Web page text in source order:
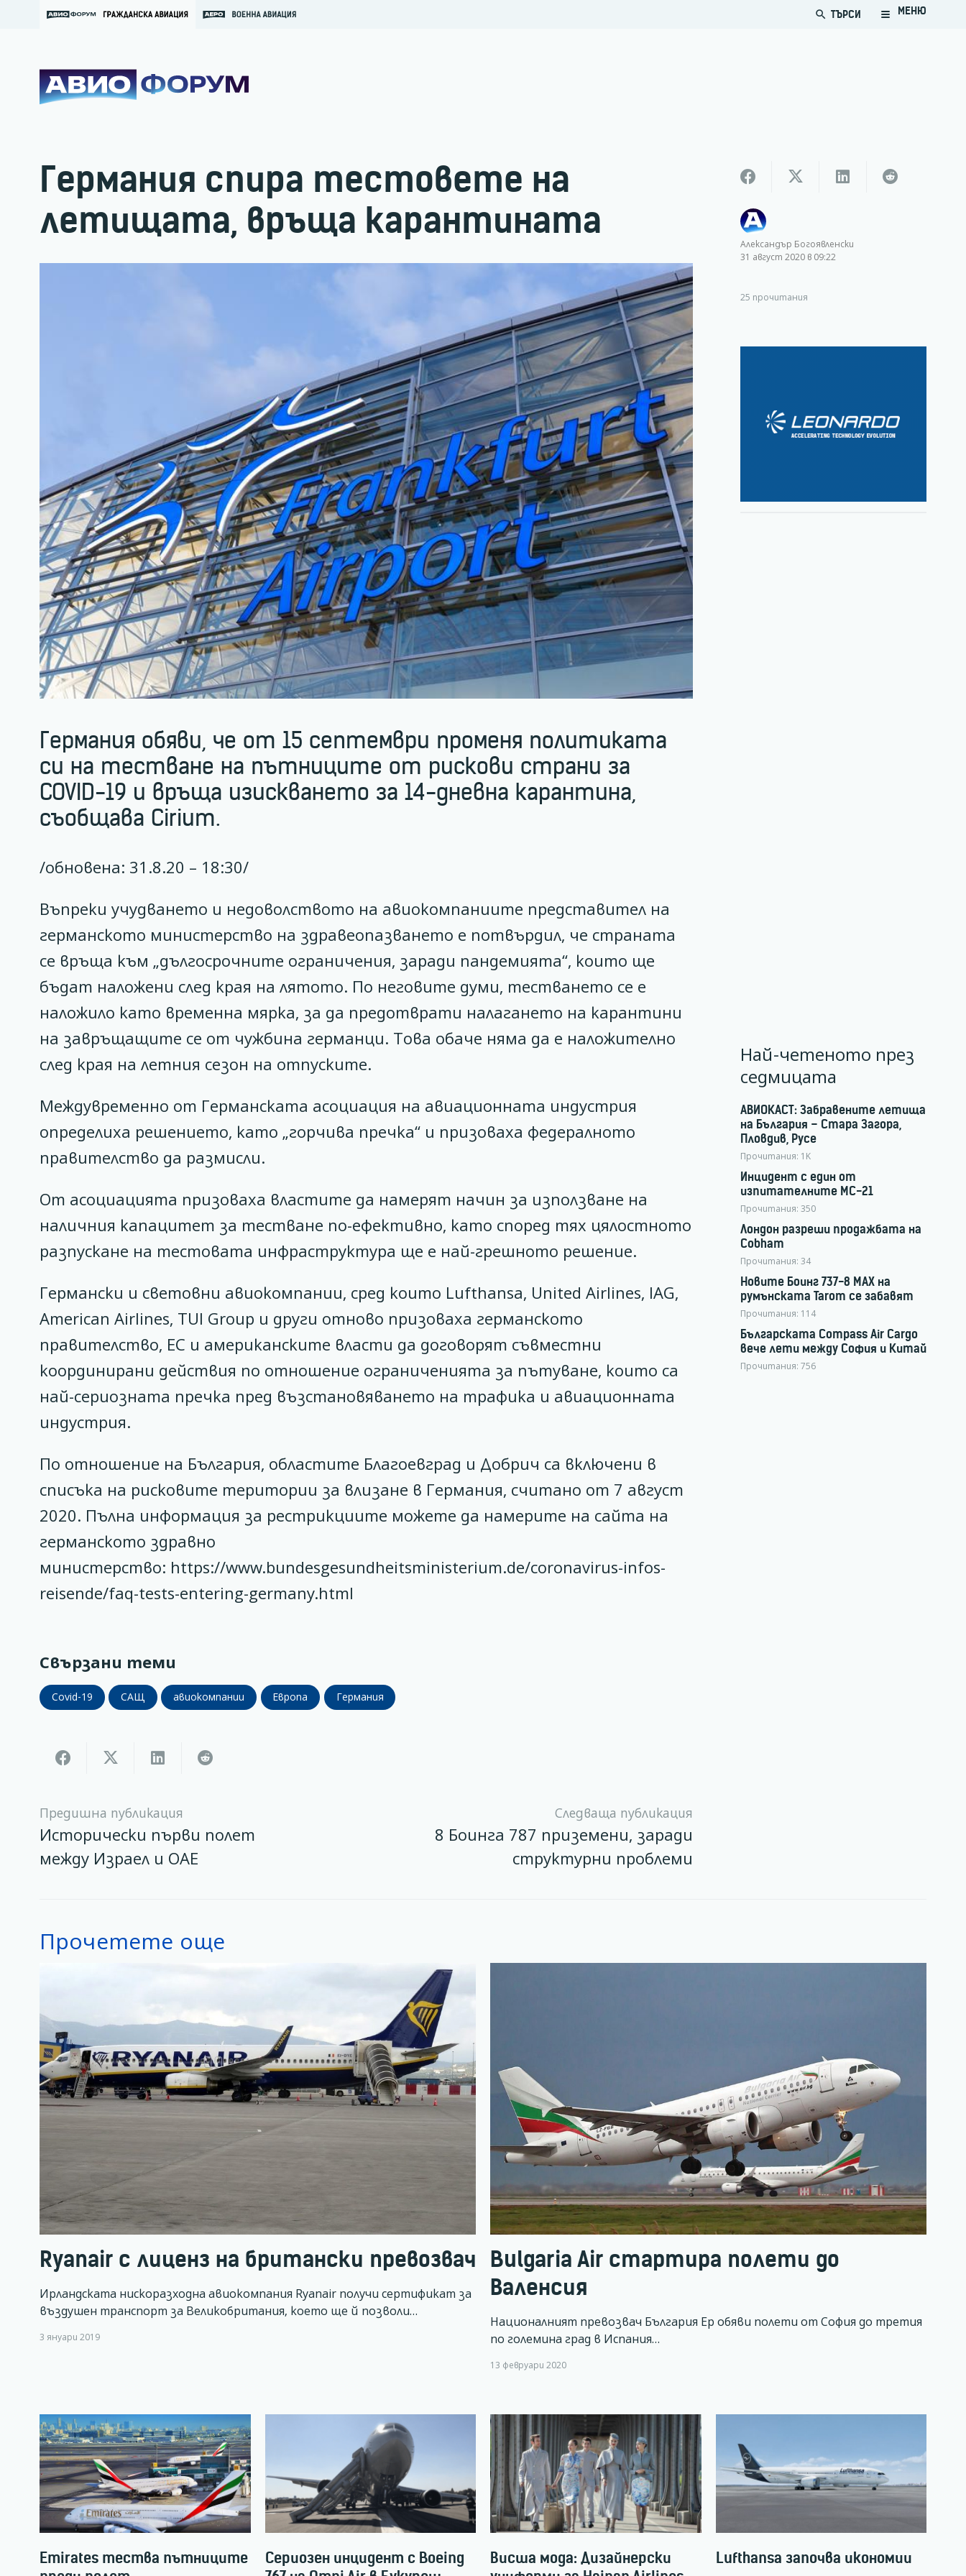
search ТЪРСИ МЕНЮ
Германия спира тестовете на
летищата, връща карантината
Германия обяви, че от 15 септември променя политиката
си на тестване на пътниците от рискови страни за
COVID-19 и връща изискването за 14-дневна карантина,
съобщава Cirium.
/обновена: 31.8.20 – 18:30/
Въпреки учудването и недоволството на авиокомпаниите представител на
германското министерство на здравеопазването е потвърдил, че страната
се връща към „дългосрочните ограничения, заради пандемията“, които ще
бъдат наложени след края на лятото. По неговите думи, тестването се е
наложило като временна мярка, за да предотврати налагането на карантини
на завръщащите се от чужбина германци. Това обаче няма да е наложително
след края на летния сезон на отпуските.
Междувременно от Германската асоциация на авиационната индустрия
определиха решението, като „горчива пречка“ и призоваха федералното
правителство да размисли.
От асоциацията призоваха властите да намерят начин за използване на
наличния капацитет за тестване по-ефективно, като според тях цялостното
разпускане на тестовата инфраструктура ще е най-грешното решение.
Германски и световни авиокомпании, сред които Lufthansa, United Airlines, IAG,
American Airlines, TUI Group и други отново призоваха германското
правителство, ЕС и американските власти да договорят съвместни
координирани действия по отношение ограниченията за пътуване, които са
най-сериозната пречка пред възстановяването на трафика и авиационната
индустрия.
По отношение на България, областите Благоевград и Добрич са включени в
списъка на рисковите територии за влизане в Германия, считано от 7 август
2020. Пълна информация за рестрикциите можете да намерите на сайта на
германското здравно
министерство: https://www.bundesgesundheitsministerium.de/coronavirus-infos-
reisende/faq-tests-entering-germany.html
Свързани теми
Covid-19 САЩ авиокомпании Европа Германия
Предишна публикация
Исторически първи полет
между Израел и ОАЕ
Следваща публикация
8 Боинга 787 приземени, заради
структурни проблеми
Александър Богоявленски
31 август 2020 в 09:22
25 прочитания
Най-четеното през
седмицата
АВИОКАСТ: Забравените летища
на България – Стара Загора,
Пловдив, Русе
Прочитания: 1K
Инцидент с един от
изпитателните МС-21
Прочитания: 350
Лондон разреши продажбата на
Cobham
Прочитания: 34
Новите Боинг 737-8 MAX на
румънската Tarom се забавят
Прочитания: 114
Българската Compass Air Cargo
вече лети между София и Китай
Прочитания: 756
Прочетете още
Ryanair с лиценз на британски превозвач
Ирландската нискоразходна авиокомпания Ryanair получи сертификат за
въздушен транспорт за Великобритания, което ще й позволи…
3 януари 2019
Bulgaria Air стартира полети до
Валенсия
Националният превозвач България Ер обяви полети от София до третия
по големина град в Испания…
13 февруари 2020
Emirates тества пътниците
Сериозен инцидент с Boeing
Висша мода: Дизайнерски
Lufthansa започва икономии